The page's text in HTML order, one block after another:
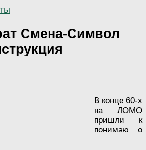
Смена-Символ
В конце 60-х
на ЛОМО
пришли к
понимаю о